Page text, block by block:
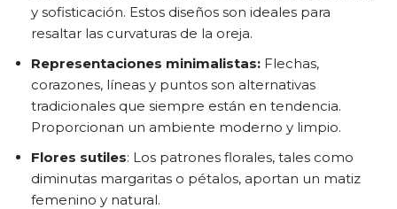
y sofisticación. Estos diseños son ideales para
resaltar las curvaturas de la oreja.
Representaciones minimalistas: Flechas,
corazones, líneas y puntos son alternativas
tradicionales que siempre están en tendencia.
Proporcionan un ambiente moderno y limpio.
Flores sutiles: Los patrones florales, tales como
diminutas margaritas o pétalos, aportan un matiz
femenino y natural.